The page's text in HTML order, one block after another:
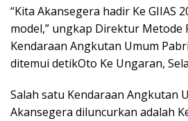
“Kita Akansegera hadir Ke GIIAS
model,” ungkap Direktur Metode
Kendaraan Angkutan Umum
ditemui detikOto Ke Ungaran,
Salah satu Kendaraan Angkutan
Akansegera diluncurkan adalah